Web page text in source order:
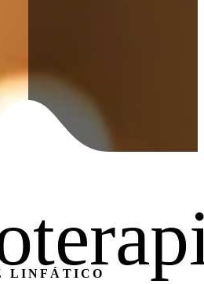
LINFÁTICO